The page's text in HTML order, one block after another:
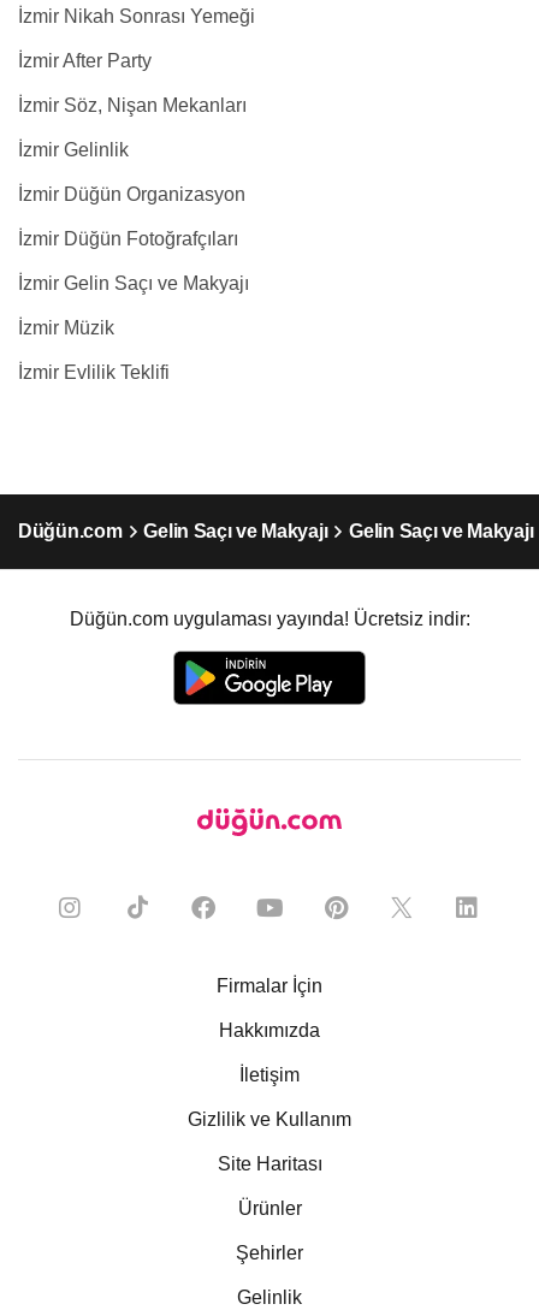
İzmir Nikah Sonrası Yemeği
İzmir After Party
İzmir Söz, Nişan Mekanları
İzmir Gelinlik
İzmir Düğün Organizasyon
İzmir Düğün Fotoğrafçıları
İzmir Gelin Saçı ve Makyajı
İzmir Müzik
İzmir Evlilik Teklifi
Düğün.com Gelin Saçı ve Makyajı Gelin Saçı ve Makyajı
Düğün.com uygulaması yayında! Ücretsiz indir:
Firmalar İçin
Hakkımızda
İletişim
Gizlilik ve Kullanım
Site Haritası
Ürünler
Şehirler
Gelinlik